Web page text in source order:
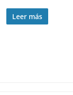
Leer más